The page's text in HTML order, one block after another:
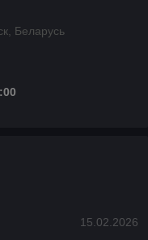
Беларусь
15.02.2026